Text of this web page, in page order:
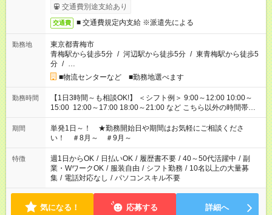
交通費別途支給あり
交通費 ■ 交通費規定内支給 ※派遣先による
勤務地
東京都青梅市
青梅駅から徒歩5分 / 河辺駅から徒歩5分 / 東青梅駅から徒歩5
分 / …
■物流センターなど ■勤務地選べます
勤務時間
【1日3時間～も相談OK!】 ＜シフト例＞ 9:00～12:00 10:00～
15:00 12:00～17:00 18:00～21:00 など こちら以外の時間帯も
お気軽にご相談ください！
期間
単発1日～！ ★勤務開始日や期間はお気軽にご相談くださ
い！ ＃8月～ ＃9月～
特徴 週1日からOK / 日払いOK / 履歴書不要 / 40～50代活躍中 / 副
業・WワークOK / 服装自由 / シフト勤務 / 10名以上の大量募
集 / 電話対応なし / パソコンスキル不要
気になる！ 応募する 詳細へ